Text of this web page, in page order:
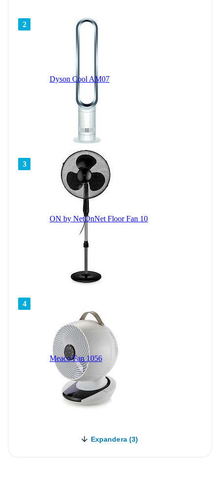
2
Dyson Cool AM07
3
ON by NetOnNet Floor Fan 10
4
Meaco Fan 1056
Expandera (3)